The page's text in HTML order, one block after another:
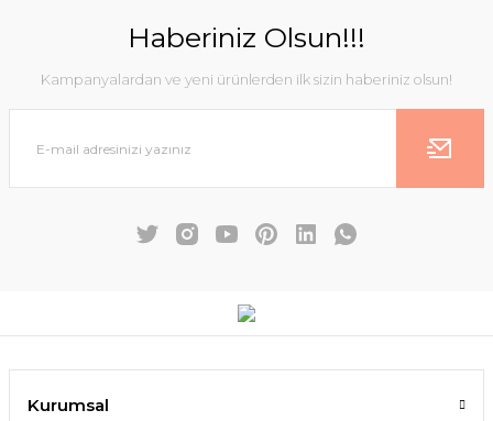
Haberiniz Olsun!!!
Kampanyalardan ve yeni ürünlerden ilk sizin haberiniz olsun!
Kurumsal